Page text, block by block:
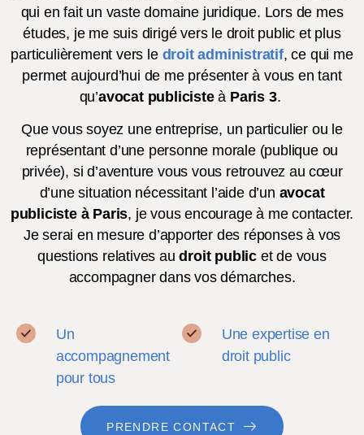
qui en fait un vaste domaine juridique. Lors de mes
études, je me suis dirigé vers le droit public et plus
particulièrement vers le droit administratif, ce qui me
permet aujourd’hui de me présenter à vous en tant
qu’avocat publicisteà Paris 3.
Que vous soyez une entreprise, un particulier ou le
représentant d’une personne morale (publique ou
privée), si d’aventure vous vous retrouvez au cœur
d’une situation nécessitant l’aide d’un avocat
publiciste à Paris, je vous encourage à me contacter.
Je serai en mesure d’apporter des réponses à vos
questions relatives audroit public et de vous
accompagner dans vos démarches.
Un
accompagnement
pour tous
Une expertise en
droit public
PRENDRE CONTACT